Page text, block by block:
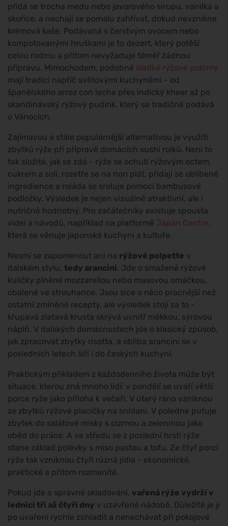
přidá se trocha medu nebo javorového sirupu, vanilka a
skořice, a nechají se pomalu zahřívat, dokud nevznikne
krémová kaše. Podávaná s čerstvým ovocem nebo
kompotovanými hruškami je to dezert, který potěší
celou rodinu a přitom nevyžaduje téměř žádnou
přípravu. Mimochodem, podobné sladké rýžové pokrmy
mají tradici napříč světovými kuchyněmi - od
španělského arroz con leche přes indický kheer až po
skandinávský rýžový pudink, který se tradičně podává
o Vánocích.
Zajímavou a stále populárnější alternativou je využití
zbytků rýže při přípravě domácích sushi rolků. Není to
tak složité, jak se zdá - rýže se ochutí rýžovým octem,
cukrem a solí, rozetře se na nori plát, přidají se oblíbené
ingredience a roláda se sroluje pomocí bambusové
podložky. Výsledek je nejen vizuálně atraktivní, ale i
nutričně hodnotný. Pro začátečníky existuje spousta
videí a návodů, například na platformě Japan Centre,
která se věnuje japonské kuchyni a kultuře.
Nesmí se zapomenout ani na rýžové polpette v
italském stylu, tedy arancini. Jde o smažené rýžové
kuličky plněné mozzarellou nebo masovou omáčkou,
obalené ve strouhance. Jsou sice o něco pracnější než
ostatní zmíněné recepty, ale výsledek stojí za to -
křupavá zlatavá krusta skrývá uvnitř měkkou, sýrovou
náplň. V italských domácnostech jde o klasický způsob,
jak zpracovat zbytky risotta, a obliba arancini se v
posledních letech šíří i do českých kuchyní.
Praktickým příkladem z každodenního života může být
situace, kterou zná mnoho lidí: v pondělí se uvaří větší
porce rýže jako příloha k večeři. V úterý ráno vzniknou
ze zbytků rýžové placičky na snídani. V poledne putuje
zbytek do salátové misky s cizrnou a zeleninou jako
oběd do práce. A ve středu se z poslední hrsti rýže
stane základ polévky s miso pastou a tofu. Ze čtyř porcí
rýže tak vzniknou čtyři různá jídla - ekonomické,
praktické a přitom rozmanité.
Pokud jde o správné skladování, vařená rýže vydrží v
lednici tři až čtyři dny v uzavřené nádobě. Důležité je ji
po uvaření rychle zchladit a nenechávat při pokojové